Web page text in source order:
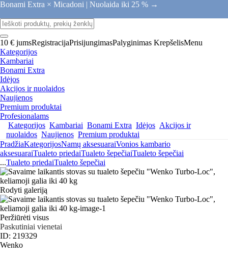
Bonami Extra × Micadoni | Nuolaida iki 25 % →
10 € jumsRegistracijaPrisijungimasPalyginimas KrepšelisMenu
Kategorijos
Kambariai
Bonami Extra
Idėjos
Akcijos ir nuolaidos
Naujienos
Premium produktai
Profesionalams
Kategorijos Kambariai Bonami Extra Idėjos Akcijos ir
nuolaidos Naujienos Premium produktai
PradžiaKategorijosNamų aksesuaraiVonios kambario
aksesuaraiTualeto priedaiTualeto šepečiaiTualeto šepečiai
...Tualeto priedaiTualeto šepečiai
Rodyti galeriją
Peržiūrėti visus
Paskutiniai vienetai
ID: 219329
Wenko